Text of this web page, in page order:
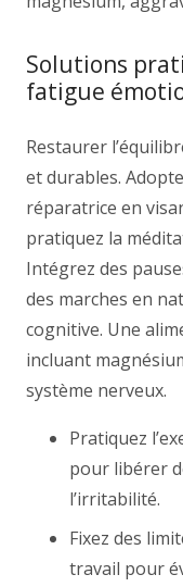
Solutions
fatigue
Restaurer
et durables.
réparatrice en
pratiquez la
Intégrez des
des marches en
cognitive. Une
incluant
système nerveux.
Pratiquez
pour libérer
l’irritabilité.
Fixez des
travail pour